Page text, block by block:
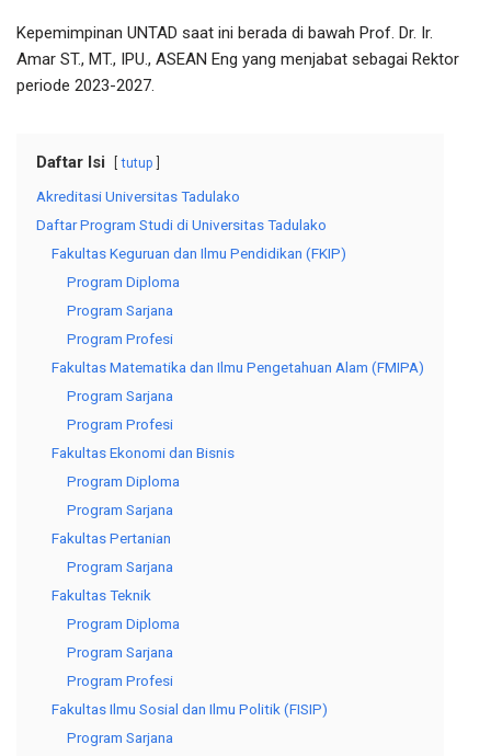
Kepemimpinan UNTAD saat ini berada di bawah Prof. Dr. Ir.
Amar ST., MT., IPU., ASEAN Eng yang menjabat sebagai Rektor
periode 2023-2027.
Daftar Isi tutup
Akreditasi Universitas Tadulako
Daftar Program Studi di Universitas Tadulako
Fakultas Keguruan dan Ilmu Pendidikan (FKIP)
Program Diploma
Program Sarjana
Program Profesi
Fakultas Matematika dan Ilmu Pengetahuan Alam (FMIPA)
Program Sarjana
Program Profesi
Fakultas Ekonomi dan Bisnis
Program Diploma
Program Sarjana
Fakultas Pertanian
Program Sarjana
Fakultas Teknik
Program Diploma
Program Sarjana
Program Profesi
Fakultas Ilmu Sosial dan Ilmu Politik (FISIP)
Program Sarjana